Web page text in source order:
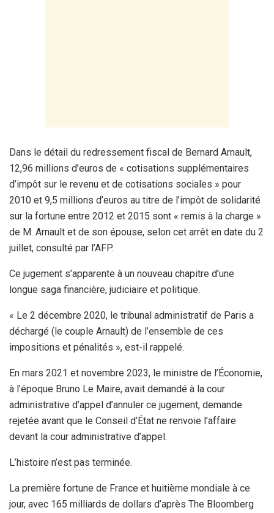
Dans le détail du redressement fiscal de Bernard Arnault,
12,96 millions d’euros de « cotisations supplémentaires
d’impôt sur le revenu et de cotisations sociales » pour
2010 et 9,5 millions d’euros au titre de l’impôt de solidarité
sur la fortune entre 2012 et 2015 sont « remis à la charge »
de M. Arnault et de son épouse, selon cet arrêt en date du 2
juillet, consulté par l’AFP.
Ce jugement s’apparente à un nouveau chapitre d’une
longue saga financière, judiciaire et politique.
« Le 2 décembre 2020, le tribunal administratif de Paris a
déchargé (le couple Arnault) de l’ensemble de ces
impositions et pénalités », est-il rappelé.
En mars 2021 et novembre 2023, le ministre de l’Économie,
à l’époque Bruno Le Maire, avait demandé à la cour
administrative d’appel d’annuler ce jugement, demande
rejetée avant que le Conseil d’État ne renvoie l’affaire
devant la cour administrative d’appel.
L’histoire n’est pas terminée.
La première fortune de France et huitième mondiale à ce
jour, avec 165 milliards de dollars d’après The Bloomberg